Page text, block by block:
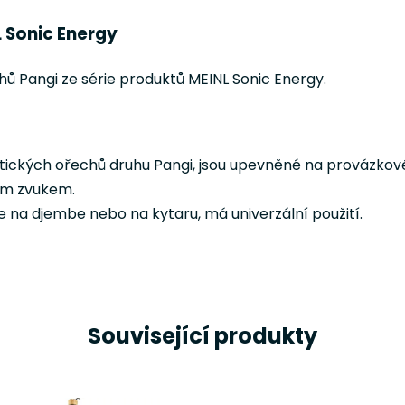
Sonic Energy
ze série produktů MEINL Sonic Energy.
ořechů druhu Pangi, jsou upevněné na
zvukem.
djembe nebo na kytaru, má univerzální použití.
Související produkty